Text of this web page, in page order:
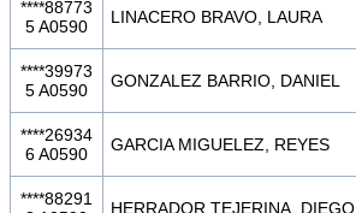
****88773
5 A0590
LINACERO BRAVO, LAURA
****39973
5 A0590
GONZALEZ BARRIO, DANIEL
****26934
6 A0590
GARCIA MIGUELEZ, REYES
****88291
HERRADOR TEJERINA, DIEGO